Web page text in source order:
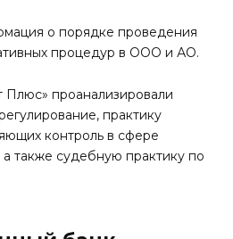
о порядке проведения
процедур в ООО и АО.
Плюс» проанализировали
практику
контроль в сфере
а также судебную практику по